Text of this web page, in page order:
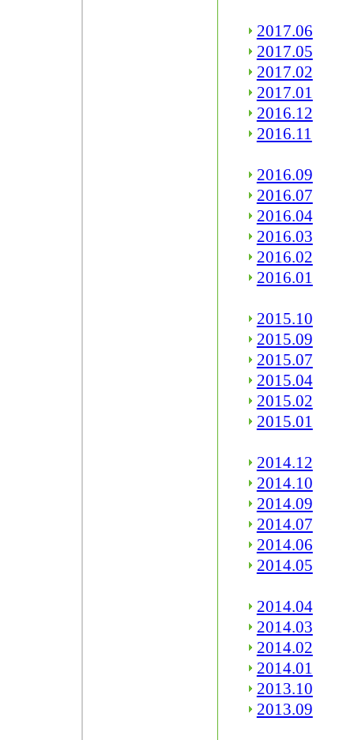
2017.06
2017.05
2017.02
2017.01
2016.12
2016.11
2016.09
2016.07
2016.04
2016.03
2016.02
2016.01
2015.10
2015.09
2015.07
2015.04
2015.02
2015.01
2014.12
2014.10
2014.09
2014.07
2014.06
2014.05
2014.04
2014.03
2014.02
2014.01
2013.10
2013.09